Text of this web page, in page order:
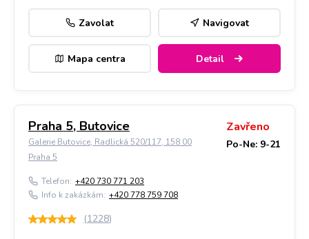
Zavolat Navigovat
Mapa centra Detail
Praha 5, Butovice
Galerie Butovice, Radlická 520/117, 158 00
Praha 5
Zavřeno
Po-Ne: 9-21
Telefon: +420 730 771 203
Info k zakázkám: +420 778 759 708
(1228)